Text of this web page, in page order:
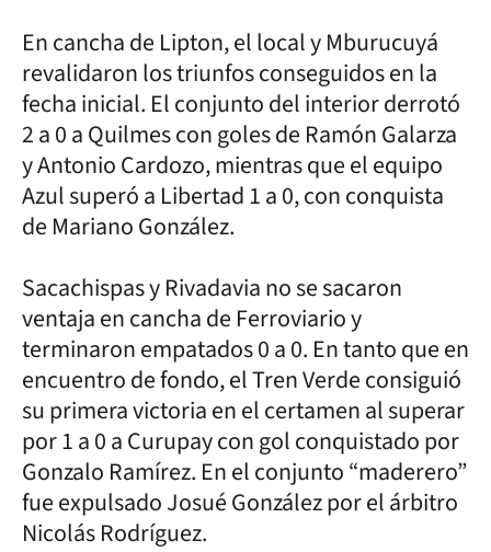
En cancha de Lipton, el local y Mburucuyá
revalidaron los triunfos conseguidos en la
fecha inicial. El conjunto del interior derrotó
2 a 0 a Quilmes con goles de Ramón Galarza
y Antonio Cardozo, mientras que el equipo
Azul superó a Libertad 1 a 0, con conquista
de Mariano González.
Sacachispas y Rivadavia no se sacaron
ventaja en cancha de Ferroviario y
terminaron empatados 0 a 0. En tanto que en
encuentro de fondo, el Tren Verde consiguió
su primera victoria en el certamen al superar
por 1 a 0 a Curupay con gol conquistado por
Gonzalo Ramírez. En el conjunto “maderero”
fue expulsado Josué González por el árbitro
Nicolás Rodríguez.